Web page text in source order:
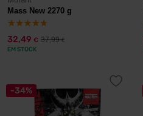
Mass New 2270 g
32,49 € 37,99€
EM STOCK
-34%